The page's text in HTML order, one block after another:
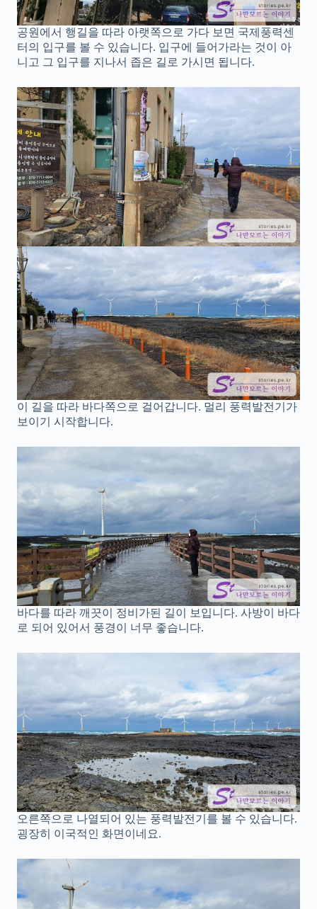
공원에서 행길을 따라 아랫쪽으로 가다 보면 국제풍력센
터의 입구를 볼 수 있습니다. 입구에 들어가라는 것이 아
니고 그 입구를 지나서 좁은 길로 가시면 됩니다.
이 길을 따라 바다쪽으로 걸어갑니다. 멀리 풍력발전기가
보이기 시작합니다.
바다를 따라 깨끗이 정비가된 길이 보입니다. 사방이 바다
로 되어 있어서 풍경이 너무 좋습니다.
오른쪽으로 나열되어 있는 풍력발전기를 볼 수 있습니다.
굉장히 이국적인 화면이네요.